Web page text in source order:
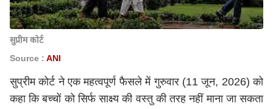
सुप्रीम कोर्ट
Source : ANI
सुप्रीम कोर्टने एक महत्वपूर्ण फैसले में गुरुवार (11 जून, 2026) को
कहा कि बच्चों को सिर्फ साक्ष्य की वस्तु की तरह नहीं माना जा सकता